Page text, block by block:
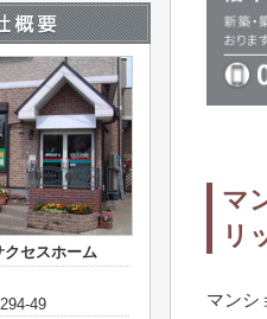
マ
リ
マンシ
クセスホーム
49